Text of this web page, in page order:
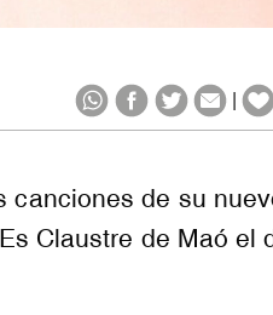
|
canciones de su
Claustre de Maó el